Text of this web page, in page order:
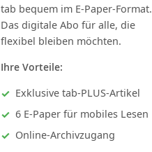
tab bequem im E-Paper-Format.
Das digitale Abo für alle, die
flexibel bleiben möchten.
Ihre Vorteile:
Exklusive tab-PLUS-Artikel
6 E-Paper für mobiles Lesen
Online-Archivzugang